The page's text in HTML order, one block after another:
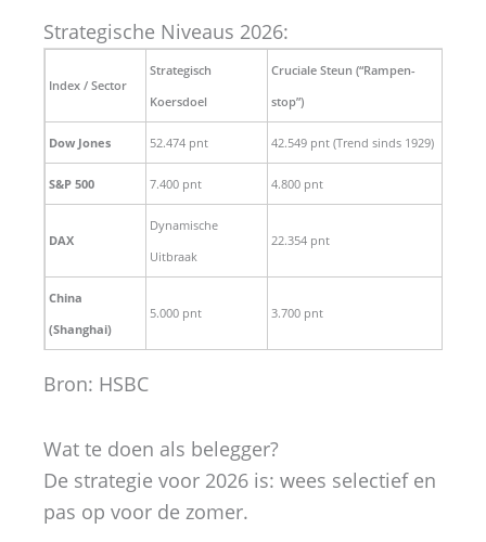
Strategische Niveaus 2026:
Index / Sector
Strategisch
Koersdoel
Cruciale Steun (“Rampen-
stop”)
Dow Jones 52.474 pnt 42.549 pnt (Trend sinds 1929)
S&P 500 7.400 pnt 4.800 pnt
DAX
Dynamische
Uitbraak
22.354 pnt
China
(Shanghai)
5.000 pnt 3.700 pnt
Bron: HSBC
Wat te doen als belegger?
De strategie voor 2026 is: wees selectief en
pas op voor de zomer.